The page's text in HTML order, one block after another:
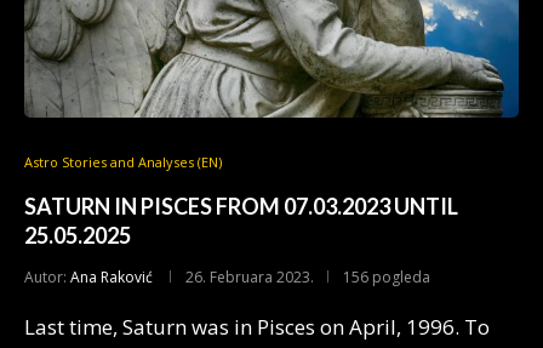
Astro Stories and Analyses (EN)
SATURN IN PISCES FROM 07.03.2023 UNTIL
25.05.2025
Autor: Ana Raković 26. Februara 2023. 156 pogleda
Last time, Saturn was in Pisces on April, 1996. To